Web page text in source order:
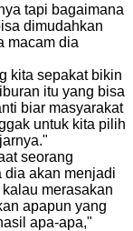
tapi bagaimana
dimudahkan
macam dia
kita sepakat bikin
itu yang bisa
biar masyarakat
untuk kita pilih
"
seorang
dia akan menjadi
merasakan
apapun yang
apa-apa,"